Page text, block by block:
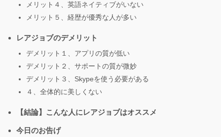
メリット４、英語ネイティブがいない
メリット５、経歴が優秀な人が多い
レアジョブのデメリット
デメリット１、アプリの質が低い
デメリット２、サポートの質が微妙
デメリット３、Skypeを使う必要がある
４、全体的に美しくない
【結論】こんな人にレアジョブはオススメ
今日のお告げ